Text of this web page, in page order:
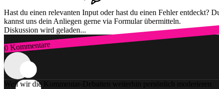
Hast du einen relevanten Input oder hast du einen Fehler entdeckt?
kannst uns dein Anliegen gerne via Formular übermitteln.
Diskussion wird geladen...
0 Kommentare
Zum Login
Weil wir die Kommentar-Debatten weiterhin persönlich moderieren